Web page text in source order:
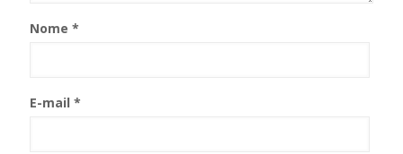
Nome *
E-mail *